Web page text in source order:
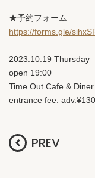
★予約フォーム
https://forms.gle/
2023.10.19 Thursday
open 19:00
Time Out Cafe &
entrance fee.